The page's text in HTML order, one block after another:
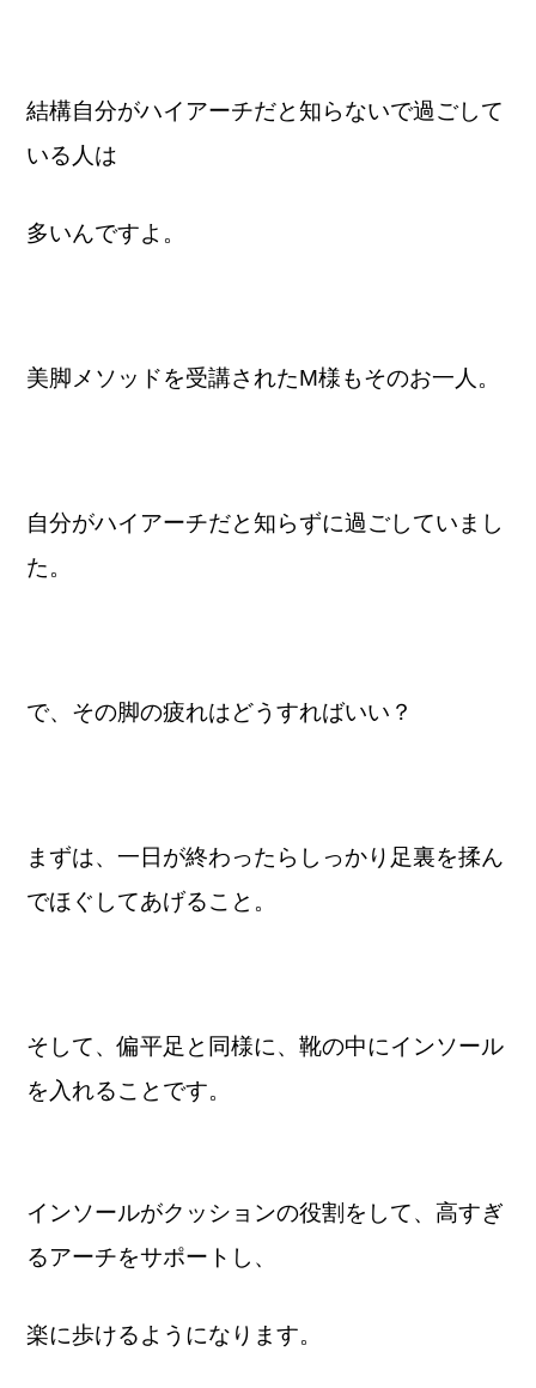
結構自分がハイアーチだと知らないで過ごして
いる人は
多いんですよ。
美脚メソッドを受講されたM様もそのお一人。
自分がハイアーチだと知らずに過ごしていまし
た。
で、その脚の疲れはどうすればいい？
まずは、一日が終わったらしっかり足裏を揉ん
でほぐしてあげること。
そして、偏平足と同様に、靴の中にインソール
を入れることです。
インソールがクッションの役割をして、高すぎ
るアーチをサポートし、
楽に歩けるようになります。